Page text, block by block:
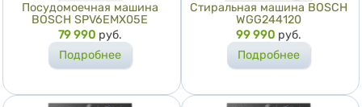
Посудомоечная машина
BOSCH SPV6EMX05E
Цена
79 990 руб.
Подробнее
Стиральная машина BOSCH
WGG244120
Цена
99 990 руб.
Подробнее